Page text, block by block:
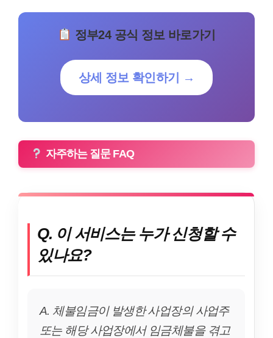
정부24 공식 정보 바로가기
상세 정보 확인하기 →
자주하는 질문 FAQ
Q. 이 서비스는 누가 신청할 수
있나요?
A. 체불임금이 발생한 사업장의 사업주
또는 해당 사업장에서 임금체불을 겪고